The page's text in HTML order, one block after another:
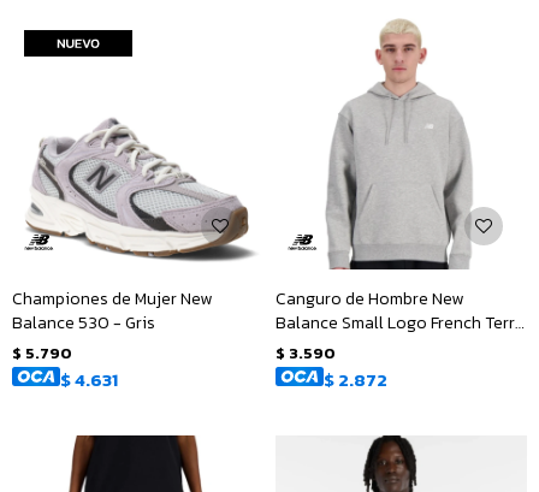
Championes de Mujer New
Balance 530 - Gris
$ 5.790
$4.631
Canguro de Hombre New
Balance Small Logo French Terry
Hoodie - Gris
$ 3.590
$2.872